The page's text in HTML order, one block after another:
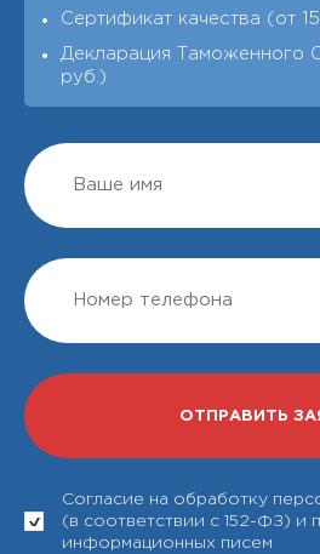
Сертификат качества (от
Декларация Таможенного
руб.)
Согласие на обработку
(в соответствии с 152-ФЗ) и
информационных писем